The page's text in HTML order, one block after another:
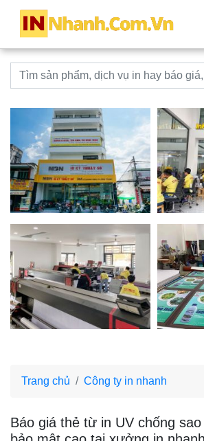
innhanh.com.vn
Từ khoá tìm kiếm
Trang chủ Công ty in nhanh
Báo giá thẻ từ in UV chống sao